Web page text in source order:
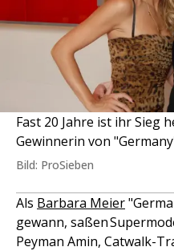
Fast 20 Jahre ist ihr Sieg
Gewinnerin von
Bild: ProSieben
Als Barbara Meier
gewann, saßen
Peyman Amin, Catwalk-